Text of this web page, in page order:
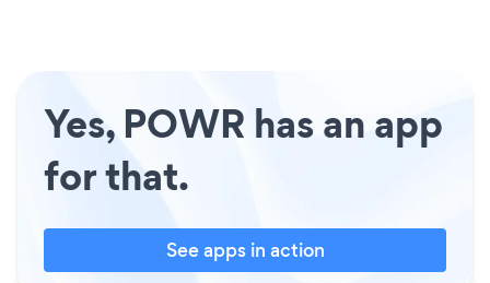
Yes, POWR has an app
for that.
See apps in action